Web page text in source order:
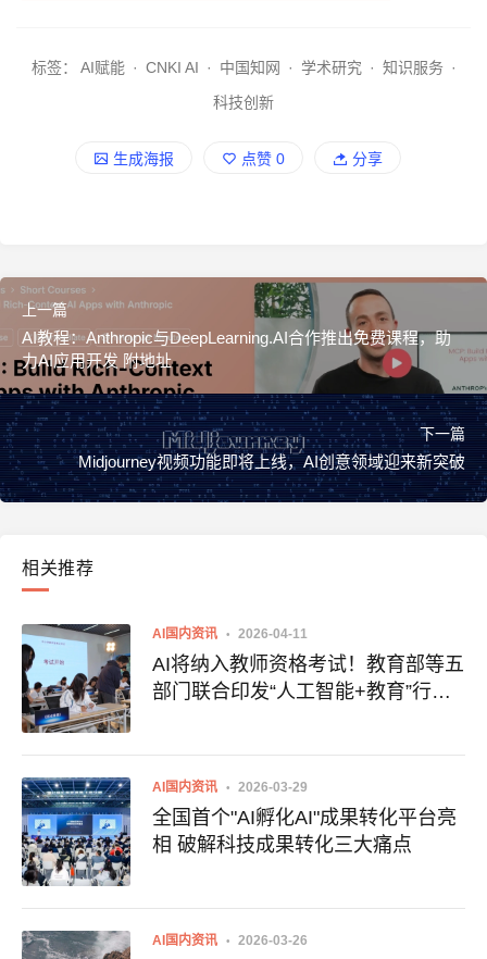
标签： AI赋能 · CNKI AI · 中国知网 · 学术研究 · 知识服务 ·
科技创新
生成海报 点赞 0 分享
上一篇
AI教程：Anthropic与DeepLearning.AI合作推出免费课程，助
力AI应用开发 附地址
下一篇
Midjourney视频功能即将上线，AI创意领域迎来新突破
相关推荐
AI国内资讯 2026-04-11
AI将纳入教师资格考试！教育部等五
部门联合印发“人工智能+教育”行动
AI国内资讯 2026-03-29
全国首个"AI孵化AI"成果转化平台亮
相 破解科技成果转化三大痛点
AI国内资讯 2026-03-26